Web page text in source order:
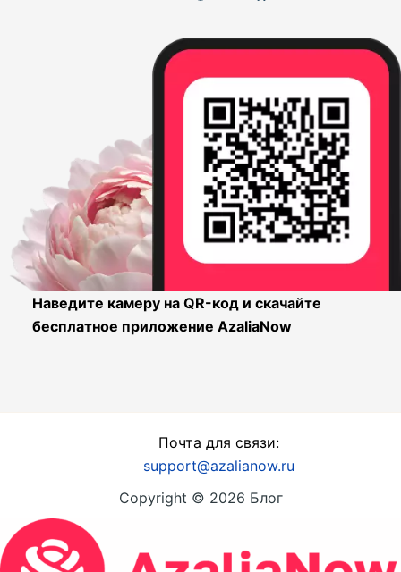
Наведите камеру на QR-код и скачайте
бесплатное приложение AzaliaNow
Почта для связи:
support@azalianow.ru
Copyright © 2026 Блог